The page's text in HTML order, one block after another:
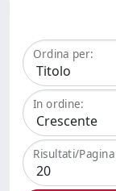
Ordina per:
In ordine:
Risultati/Pagina